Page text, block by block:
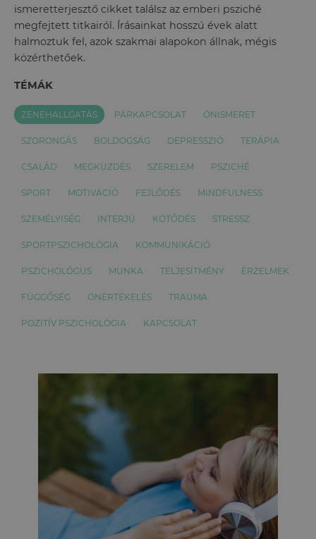
ismeretterjesztő cikket találsz az emberi psziché
megfejtett titkairól. Írásainkat hosszú évek alatt
halmoztuk fel, azok szakmai alapokon állnak, mégis
közérthetőek.
TÉMÁK
ZENEHALLGATÁS PÁRKAPCSOLAT ÖNISMERET
SZORONGÁS BOLDOGSÁG DEPRESSZIÓ TERÁPIA
CSALÁD MEGKÜZDÉS SZERELEM PSZICHÉ
SPORT MOTIVÁCIÓ FEJLŐDÉS MINDFULNESS
SZEMÉLYISÉG INTERJÚ KÖTŐDÉS STRESSZ
SPORTPSZICHOLÓGIA KOMMUNIKÁCIÓ
PSZICHOLÓGUS MUNKA TELJESÍTMÉNY ÉRZELMEK
FÜGGŐSÉG ÖNÉRTÉKELÉS TRAUMA
POZITÍV PSZICHOLÓGIA KAPCSOLAT